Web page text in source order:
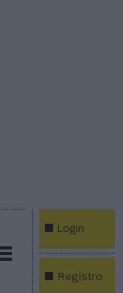
Login
Registro